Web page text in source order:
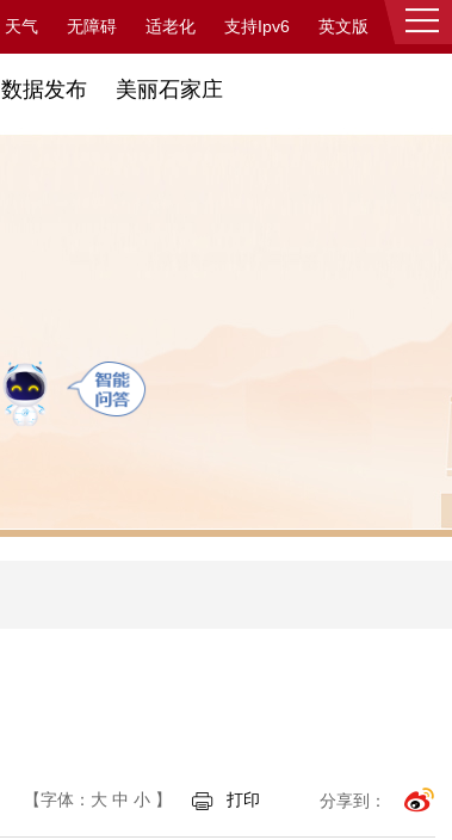
天气 无障碍 适老化 支持Ipv6 英文版 登录
数据发布 美丽石家庄
【字体： 大 中 小 】 打印 分享到：